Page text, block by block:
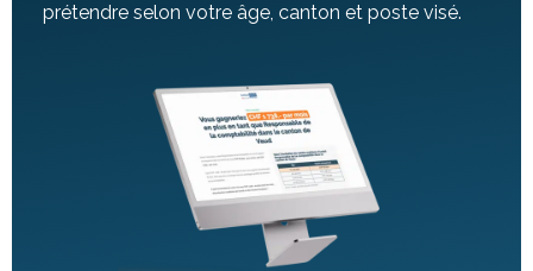
prétendre selon votre âge, canton et poste visé.